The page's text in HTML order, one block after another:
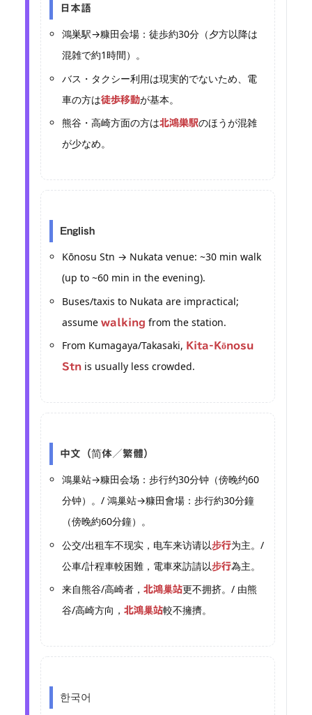
日本語
鴻巣駅→糠田会場：徒歩約30分（夕方以降は
混雑で約1時間）。
バス・タクシー利用は現実的でないため、電
車の方は徒歩移動が基本。
熊谷・高崎方面の方は北鴻巣駅のほうが混雑
が少なめ。
English
Kōnosu Stn → Nukata venue: ~30 min walk
(up to ~60 min in the evening).
Buses/taxis to Nukata are impractical;
assumewalking from the station.
From Kumagaya/Takasaki, Kita-Kōnosu
Stn is usually less crowded.
中文（简体／繁體）
鴻巢站→糠田会场：步行约30分钟（傍晚约60
分钟）。/ 鴻巢站→糠田會場：步行約30分鐘
（傍晚約60分鐘）。
公交/出租车不现实，电车来访请以步行为主。/
公車/計程車較困難，電車來訪請以步行為主。
来自熊谷/高崎者，北鴻巢站更不拥挤。/ 由熊
谷/高崎方向，北鴻巢站較不擁擠。
한국어